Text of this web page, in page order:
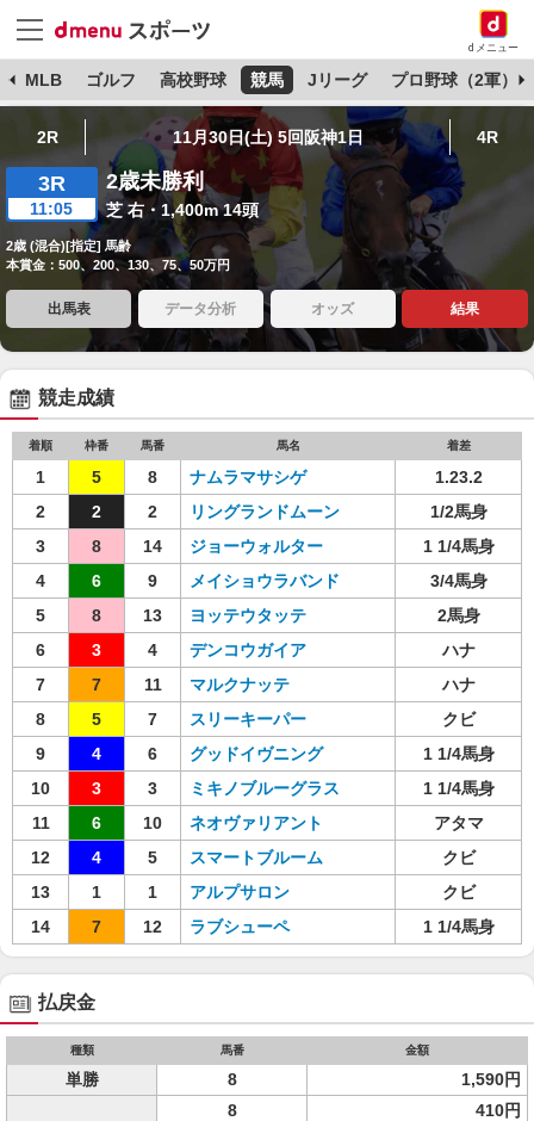
dメニュー
MLB ゴルフ 高校野球 競馬 Jリーグ プロ野球（2軍）
2R 11月30日(土) 5回阪神1日 4R
3R
11:05
2歳未勝利
芝 右・1,400m 14頭
2歳 (混合)[指定] 馬齢
本賞金：500、200、130、75、50万円
出馬表 データ分析 オッズ 結果
競走成績
着順 枠番 馬番 馬名 着差
1 5 8 ナムラマサシゲ
1.23.2
2
2 2 リングランドムーン
1/2馬身
3
8 14 ジョーウォルター
1 1/4馬身
4
6 9 メイショウラバンド
3/4馬身
5
8 13 ヨッテウタッテ
2馬身
6
3 4 デンコウガイア
ハナ
7
7 11 マルクナッテ
ハナ
8
5 7 スリーキーパー
クビ
9
4 6 グッドイヴニング
1 1/4馬身
10
3 3 ミキノブルーグラス
1 1/4馬身
11
6 10 ネオヴァリアント
アタマ
12
4 5 スマートブルーム
クビ
13
1 1 アルプサロン
クビ
14
7 12 ラブシューペ 1 1/4馬身
払戻金
種類 馬番 金額
単勝 8 1,590円
8
410円